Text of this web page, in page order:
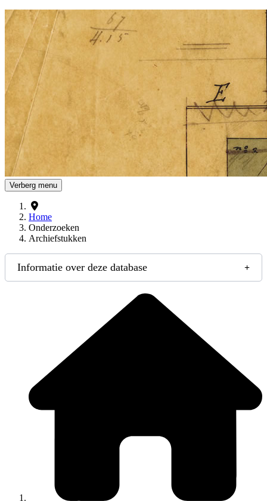
Drents Archief
Verberg menu
Home
Onderzoeken
Archiefstukken
Informatie over deze database